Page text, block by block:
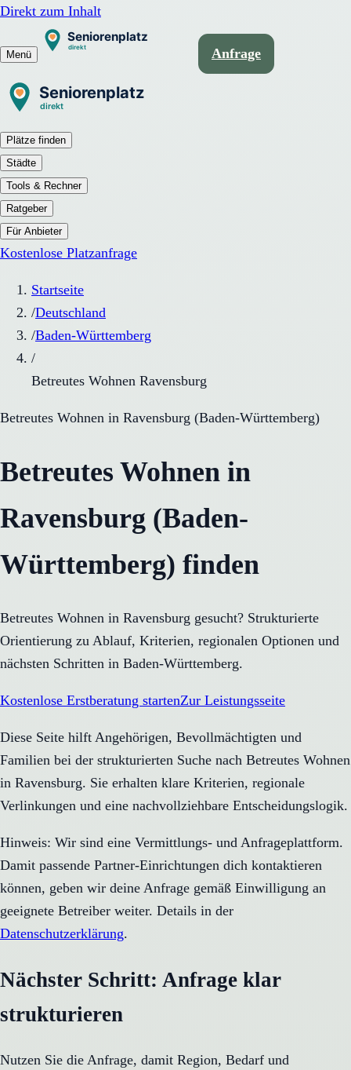
Direkt zum Inhalt
Menü Anfrage
Plätze finden
Städte
Tools & Rechner
Ratgeber
Für Anbieter
Kostenlose Platzanfrage
Startseite
/Deutschland
/Baden-Württemberg
/
Betreutes Wohnen Ravensburg
Betreutes Wohnen in Ravensburg (Baden-Württemberg)
Betreutes Wohnen in
Ravensburg (Baden-
Württemberg) finden
Betreutes Wohnen in Ravensburg gesucht? Strukturierte
Orientierung zu Ablauf, Kriterien, regionalen Optionen und
nächsten Schritten in Baden-Württemberg.
Kostenlose Erstberatung startenZur Leistungsseite
Diese Seite hilft Angehörigen, Bevollmächtigten und
Familien bei der strukturierten Suche nach Betreutes Wohnen
in Ravensburg. Sie erhalten klare Kriterien, regionale
Verlinkungen und eine nachvollziehbare Entscheidungslogik.
Hinweis: Wir sind eine Vermittlungs- und Anfrageplattform.
Damit passende Partner-Einrichtungen dich kontaktieren
können, geben wir deine Anfrage gemäß Einwilligung an
geeignete Betreiber weiter. Details in der
Datenschutzerklärung.
Nächster Schritt: Anfrage klar
strukturieren
Nutzen Sie die Anfrage, damit Region, Bedarf und